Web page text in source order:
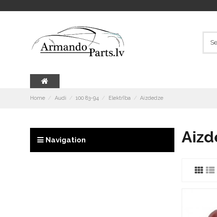
Home Audi 100 83-94 Elektrība Aizdedze
Navigation